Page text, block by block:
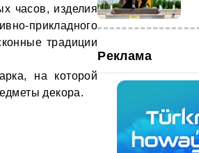
часов, изделия
прикладного
традиции
на которой
декора.
Реклама